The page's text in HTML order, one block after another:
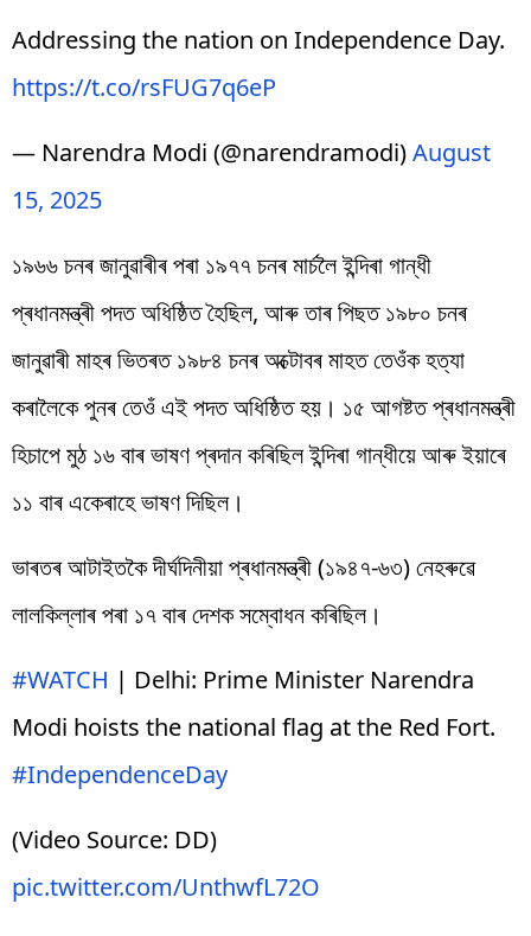
Addressing the nation on Independence Day.
https://t.co/rsFUG7q6eP
— Narendra Modi (@narendramodi)August
15, 2025
১৯৬৬ চনৰ জানুৱাৰীৰ পৰা ১৯৭৭ চনৰ মাৰ্চলৈ ইন্দিৰা গান্ধী
প্ৰধানমন্ত্ৰী পদত অধিষ্ঠিত হৈছিল, আৰু তাৰ পিছত ১৯৮০ চনৰ
জানুৱাৰী মাহৰ ভিতৰত ১৯৮৪ চনৰ অক্টোবৰ মাহত তেওঁক হত্যা
কৰালৈকে পুনৰ তেওঁ এই পদত অধিষ্ঠিত হয়। ১৫ আগষ্টত প্ৰধানমন্ত্ৰী
হিচাপে মুঠ ১৬ বাৰ ভাষণ প্ৰদান কৰিছিল ইন্দিৰা গান্ধীয়ে আৰু ইয়াৰে
১১ বাৰ একেৰাহে ভাষণ দিছিল।
ভাৰতৰ আটাইতকৈ দীৰ্ঘদিনীয়া প্ৰধানমন্ত্ৰী (১৯৪৭-৬৩) নেহৰুৱে
লালকিল্লাৰ পৰা ১৭ বাৰ দেশক সম্বোধন কৰিছিল।
#WATCH | Delhi: Prime Minister Narendra
Modi hoists the national flag at the Red Fort.
#IndependenceDay
(Video Source: DD)
pic.twitter.com/UnthwfL72O